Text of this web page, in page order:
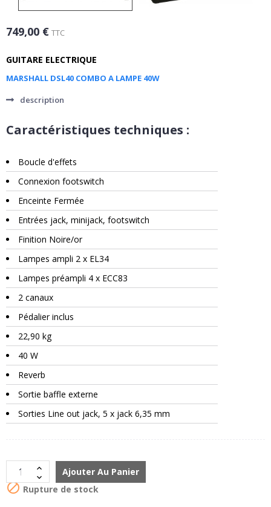
749,00 € TTC
GUITARE ELECTRIQUE
MARSHALL DSL40 COMBO A LAMPE 40W
description
Caractéristiques techniques :
Boucle d'effets
Connexion footswitch
Enceinte Fermée
Entrées jack, minijack, footswitch
Finition Noire/or
Lampes ampli 2 x EL34
Lampes préampli 4 x ECC83
2 canaux
Pédalier inclus
22,90 kg
40 W
Reverb
Sortie baffle externe
Sorties Line out jack, 5 x jack 6,35 mm
Ajouter Au Panier
 Rupture de stock